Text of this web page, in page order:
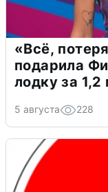
«Всё,
подарила
лодку за 1,2
5 августа 228